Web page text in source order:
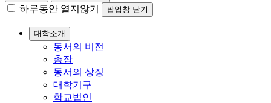
하루동안 열지않기 팝업창 닫기
대학소개
동서의 비전
총장
동서의 상징
대학기구
학교법인